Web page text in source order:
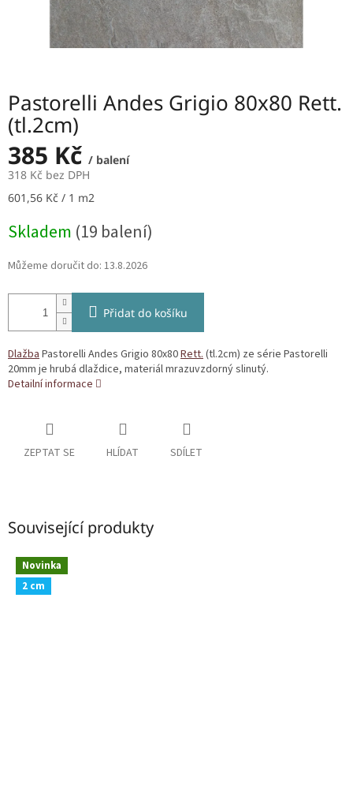
Pastorelli Andes Grigio 80x80 Rett.
(tl.2cm)
385 Kč / balení
318 Kč bez DPH
Měrná
601,56 Kč / 1 m2
Skladem (19 balení)
Můžeme doručit do: 13.8.2026
Přidat do košíku
DlažbaPastorelli Andes Grigio 80x80Rett.(tl.2cm) ze série Pastorelli
20mm je hrubá dlaždice, materiál mrazuvzdorný slinutý.
Detailní informace
ZEPTAT SE HLÍDAT SDÍLET
Související produkty
Novinka
2 cm